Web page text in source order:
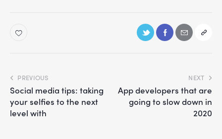
PREVIOUS
Social media tips: taking
your selfies to the next
level with
NEXT
App developers that are
going to slow down in
2020